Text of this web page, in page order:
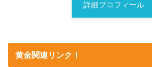
詳細プロフィール
黄金関連リンク！